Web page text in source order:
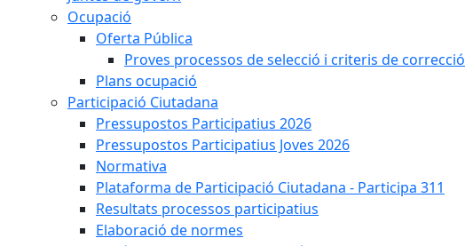
Ocupació
Oferta Pública
Proves processos de selecció i criteris de correcció
Plans ocupació
Participació Ciutadana
Pressupostos Participatius 2026
Pressupostos Participatius Joves 2026
Normativa
Plataforma de Participació Ciutadana - Participa 311
Resultats processos participatius
Elaboració de normes